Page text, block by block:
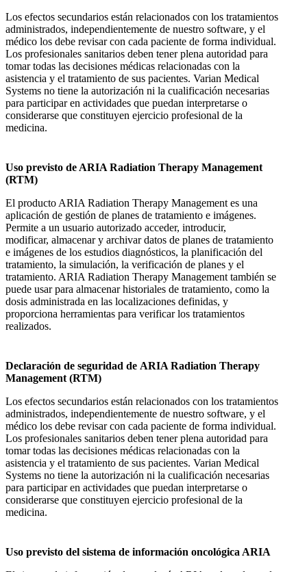
Los efectos secundarios están relacionados con los tratamientos
administrados, independientemente de nuestro software, y el
médico los debe revisar con cada paciente de forma individual.
Los profesionales sanitarios deben tener plena autoridad para
tomar todas las decisiones médicas relacionadas con la
asistencia y el tratamiento de sus pacientes. Varian Medical
Systems no tiene la autorización ni la cualificación necesarias
para participar en actividades que puedan interpretarse o
considerarse que constituyen ejercicio profesional de la
medicina.
Uso previsto de ARIA Radiation Therapy Management
(RTM)
El producto ARIA Radiation Therapy Management es una
aplicación de gestión de planes de tratamiento e imágenes.
Permite a un usuario autorizado acceder, introducir,
modificar, almacenar y archivar datos de planes de tratamiento
e imágenes de los estudios diagnósticos, la planificación del
tratamiento, la simulación, la verificación de planes y el
tratamiento. ARIA Radiation Therapy Management también se
puede usar para almacenar historiales de tratamiento, como la
dosis administrada en las localizaciones definidas, y
proporciona herramientas para verificar los tratamientos
realizados.
Declaración de seguridad de ARIA Radiation Therapy
Management (RTM)
Los efectos secundarios están relacionados con los tratamientos
administrados, independientemente de nuestro software, y el
médico los debe revisar con cada paciente de forma individual.
Los profesionales sanitarios deben tener plena autoridad para
tomar todas las decisiones médicas relacionadas con la
asistencia y el tratamiento de sus pacientes. Varian Medical
Systems no tiene la autorización ni la cualificación necesarias
para participar en actividades que puedan interpretarse o
considerarse que constituyen ejercicio profesional de la
medicina.
Uso previsto del sistema de información oncológica ARIA